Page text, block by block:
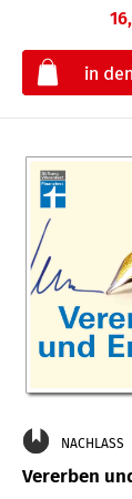
NACHLASS
Vererben